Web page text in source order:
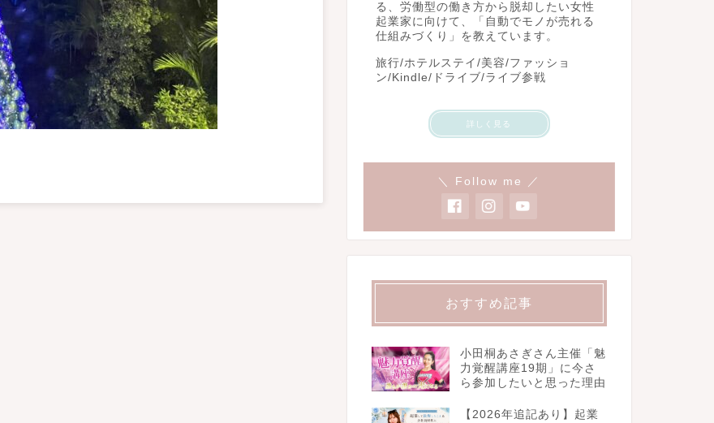
る、労働型の働き方から脱却したい女性
起業家に向けて、「自動でモノが売れる
仕組みづくり」を教えています。
旅行/ホテルステイ/美容/ファッショ
ン/Kindle/ドライブ/ライブ参戦
詳しく見る
＼ Follow me ／
おすすめ記事
小田桐あさぎさん主催「魅
力覚醒講座19期」に今さ
ら参加したいと思った理由
【2026年追記あり】起業